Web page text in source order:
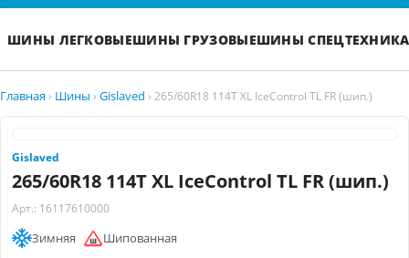
ШИНЫ ЛЕГКОВЫЕШИНЫ ГРУЗОВЫЕШИНЫ СПЕЦТЕХНИКА
Главная › Шины › Gislaved › 265/60R18 114T XL IceControl TL FR (шип.)
Gislaved
265/60R18 114T XL IceControl TL FR (шип.)
Арт.: 16117610000
Зимняя Шипованная